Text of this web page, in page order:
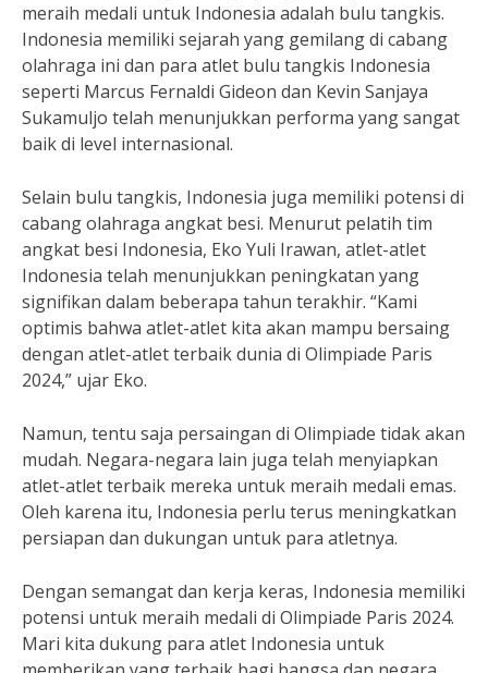
meraih medali untuk Indonesia adalah bulu tangkis.
Indonesia memiliki sejarah yang gemilang di cabang
olahraga ini dan para atlet bulu tangkis Indonesia
seperti Marcus Fernaldi Gideon dan Kevin Sanjaya
Sukamuljo telah menunjukkan performa yang sangat
baik di level internasional.
Selain bulu tangkis, Indonesia juga memiliki potensi di
cabang olahraga angkat besi. Menurut pelatih tim
angkat besi Indonesia, Eko Yuli Irawan, atlet-atlet
Indonesia telah menunjukkan peningkatan yang
signifikan dalam beberapa tahun terakhir. “Kami
optimis bahwa atlet-atlet kita akan mampu bersaing
dengan atlet-atlet terbaik dunia di Olimpiade Paris
2024,” ujar Eko.
Namun, tentu saja persaingan di Olimpiade tidak akan
mudah. Negara-negara lain juga telah menyiapkan
atlet-atlet terbaik mereka untuk meraih medali emas.
Oleh karena itu, Indonesia perlu terus meningkatkan
persiapan dan dukungan untuk para atletnya.
Dengan semangat dan kerja keras, Indonesia memiliki
potensi untuk meraih medali di Olimpiade Paris 2024.
Mari kita dukung para atlet Indonesia untuk